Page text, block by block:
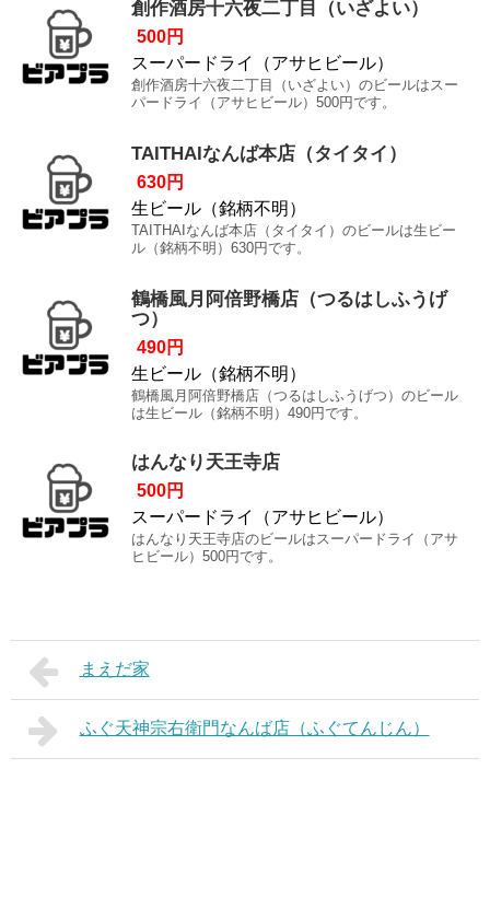
創作酒房十六夜二丁目（いざよい）
500円
スーパードライ（アサヒビール）
創作酒房十六夜二丁目（いざよい）のビールはスー
パードライ（アサヒビール）500円です。
TAITHAIなんば本店（タイタイ）
630円
生ビール（銘柄不明）
TAITHAIなんば本店（タイタイ）のビールは生ビー
ル（銘柄不明）630円です。
鶴橋風月阿倍野橋店（つるはしふうげ
つ）
490円
生ビール（銘柄不明）
鶴橋風月阿倍野橋店（つるはしふうげつ）のビール
は生ビール（銘柄不明）490円です。
はんなり天王寺店
500円
スーパードライ（アサヒビール）
はんなり天王寺店のビールはスーパードライ（アサ
ヒビール）500円です。
まえだ家
ふぐ天神宗右衛門なんば店（ふぐてんじん）